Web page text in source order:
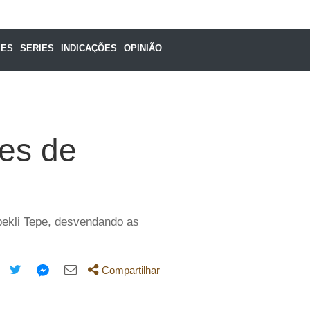
SERIES INDICAÇÕES OPINIÃO
de
Tepe, desvendando as
Compartilhe
Compartilhe
Compartilhe
Compartilhar